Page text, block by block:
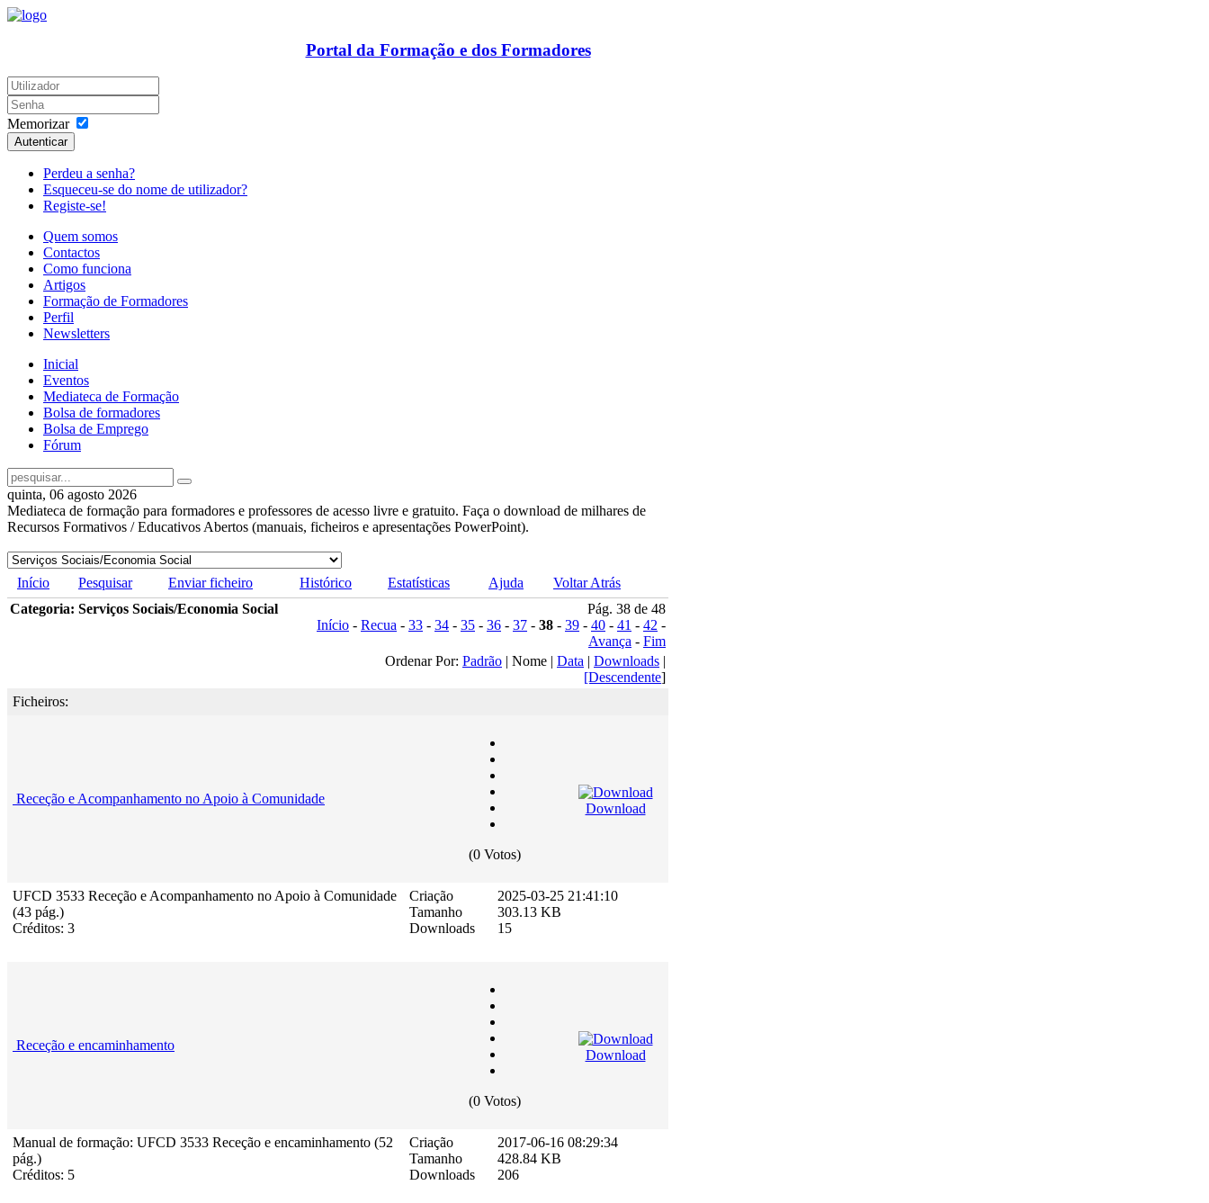
Portal da Formação e dos Formadores
Memorizar
Autenticar
Perdeu a senha?
Esqueceu-se do nome de utilizador?
Registe-se!
Quem somos
Contactos
Como funciona
Artigos
Formação de Formadores
Perfil
Newsletters
Inicial
Eventos
Mediateca de Formação
Bolsa de formadores
Bolsa de Emprego
Fórum
quinta, 06 agosto 2026
Mediateca de formação para formadores e professores de acesso livre e gratuito. Faça o download de milhares de
Recursos Formativos / Educativos Abertos (manuais, ficheiros e apresentações PowerPoint).
Início Pesquisar Enviar ficheiro Histórico Estatísticas Ajuda
Voltar Atrás
Categoria: Serviços Sociais/Economia Social
Pág. 38 de 48
Início - Recua - 33 - 34 - 35 - 36 - 37 - 38 - 39 - 40 - 41 - 42 -
Avança - Fim
Ordenar Por: Padrão | Nome | Data | Downloads |
[Descendente]
Ficheiros:
Receção e Acompanhamento no Apoio à Comunidade
(0 Votos)
Download
UFCD 3533 Receção e Acompanhamento no Apoio à Comunidade
(43 pág.)
Créditos: 3
Criação
Tamanho
Downloads
2025-03-25 21:41:10
303.13 KB
15
Receção e encaminhamento
(0 Votos)
Download
Manual de formação: UFCD 3533 Receção e encaminhamento (52
pág.)
Créditos: 5
Criação
Tamanho
Downloads
2017-06-16 08:29:34
428.84 KB
206